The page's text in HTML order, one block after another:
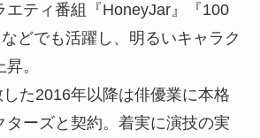
エティ番組『HoneyJar』『100
どでも活躍し、明るいキャラク
。
た2016年以降は俳優業に本格
ターズと契約。着実に演技の実